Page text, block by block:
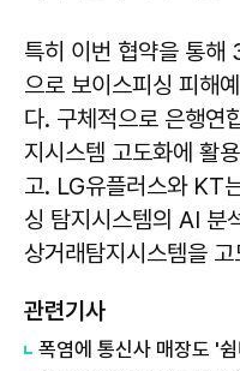
특히 이번 협약을 통해
으로 보이스피싱 피해
다. 구체적으로 은행연
지시스템 고도화에 활
고. LG유플러스와 KT
싱 탐지시스템의 AI 분
상거래탐지시스템을
관련기사
폭염에 통신사 매장도 '